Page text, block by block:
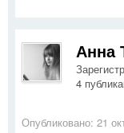
Анна
4
Опубликовано: 21